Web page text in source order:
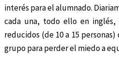
interés para el alumnado.
cada una, todo ello en inglés,
reducidos (de 10 a 15
grupo para perder el miedo a